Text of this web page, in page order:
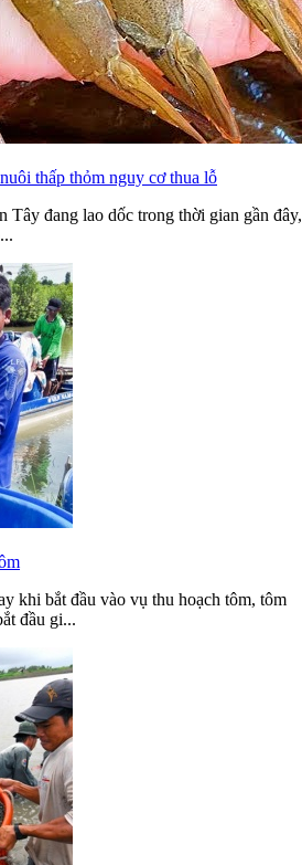
thấp thỏm nguy cơ thua lỗ
Tây đang lao dốc trong thời gian gần đây,
khi bắt đầu vào vụ thu hoạch tôm, tôm
đầu gi...